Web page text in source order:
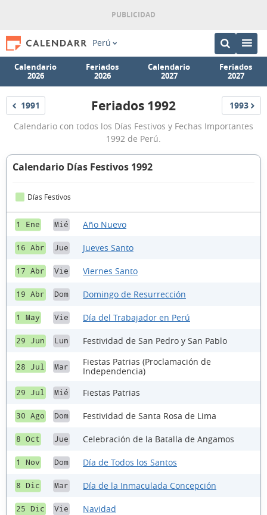
Perú
Calendario
2026
Feriados
2026
Calendario
2027
Feriados
2027
Feriados
1991
Feriados
1992
Feriados 1992 Feriados
1993
Calendario con todos los Días Festivos y Fechas Importantes
1992 de Perú.
Calendario Días Festivos 1992
Días Festivos
1 Ene Mié Año Nuevo
16 Abr Jue Jueves Santo
17 Abr Vie Viernes Santo
19 Abr Dom Domingo de Resurrección
1 May Vie Día del Trabajador en Perú
29 Jun Lun Festividad de San Pedro y San Pablo
28 Jul Mar
Fiestas Patrias (Proclamación de
Independencia)
29 Jul Mié Fiestas Patrias
30 Ago Dom Festividad de Santa Rosa de Lima
8 Oct Jue Celebración de la Batalla de Angamos
1 Nov Dom Día de Todos los Santos
8 Dic Mar Día de la Inmaculada Concepción
25 Dic Vie Navidad